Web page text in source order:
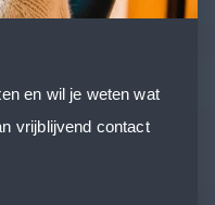
en wil je weten wat
vrijblijvend contact